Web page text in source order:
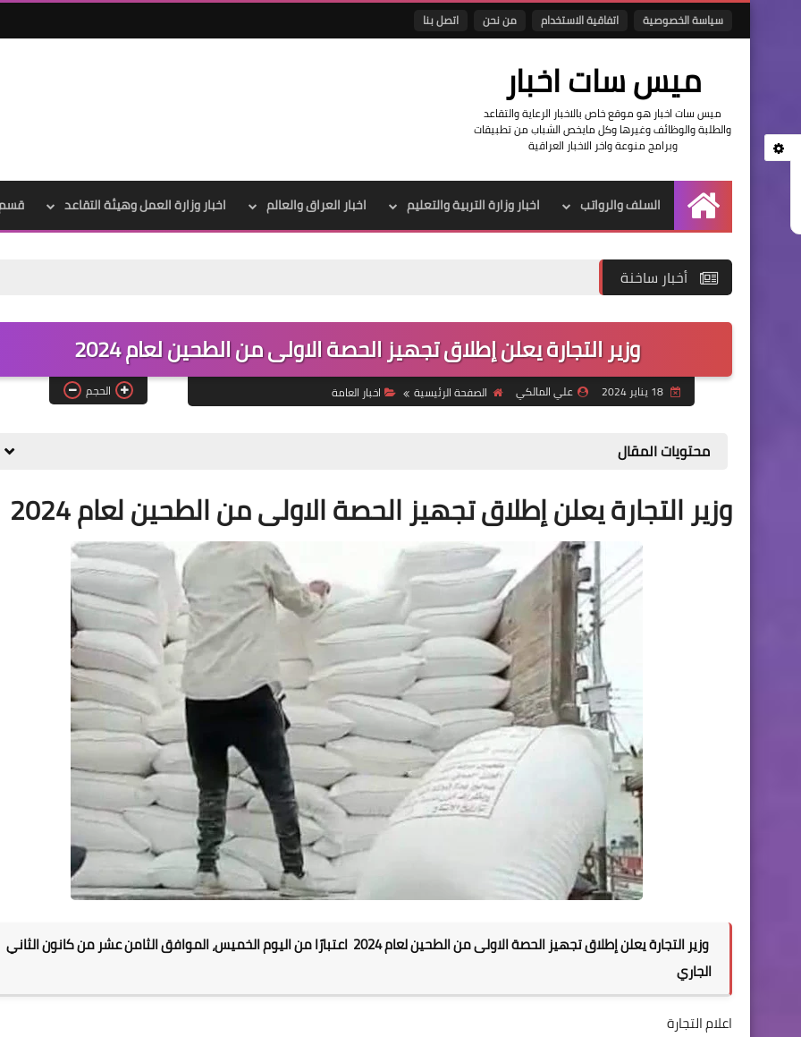
سياسة الخصوصية اتفاقية الاستخدام من نحن اتصل بنا
ميس سات اخبار
ميس سات اخبار هو موقع خاص بالاخبار الرعاية والتقاعد
والطلبة والوظائف وغيرها وكل مايخص الشباب من تطبيقات
وبرامج منوعة واخر الاخبار العراقية
الرئيسية
السلف والرواتب اخبار وزارة التربية والتعليم اخبار العراق والعالم اخبار وزارة العمل وهيئة التقاعد قسم
أخبار ساخنة
وزير التجارة يعلن إطلاق تجهيز الحصة الاولى من الطحين لعام 2024
علي المالكي الصفحة الرئيسية اخبار العامة الحجم
محتويات المقال
وزير التجارة يعلن إطلاق تجهيز الحصة الاولى من الطحين لعام 2024
وزير التجارة يعلن إطلاق تجهيز الحصة الاولى من الطحين لعام 2024 اعتبارًا من اليوم الخميس، الموافق الثامن عشر من كانون الثاني
الجاري
اعلام التجارة
علي المالكي
11 فبراير 2022
علي المالكي
11 فبراير 2022